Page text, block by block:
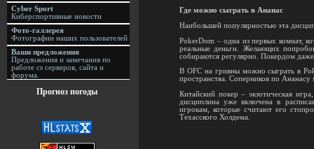
Cyber Sport
Киберспортивные новости
Фото-галлерея
Фотографии наших пользователей
Ваши предложения
Предложения и замечания по
работе cs серверов, сайта и
форума.
Прогноз погоды
Где можно сыграть в Ананас
Наибольшей популярностью эта
PokerDom – одна из первых комнат,
реальные деньги. Желающих
собираются регулярно. Покердом
В OFC на гривны можно сыграть в
пространства. Соперников по
Китайский покер – экзотическая
дисциплина уже включена в
игрокам, которые считают его
Техасского Холдема.